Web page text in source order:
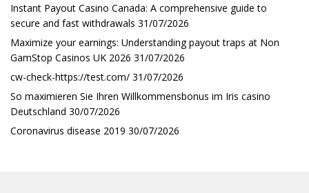
Instant Payout Casino Canada: A comprehensive guide to
secure and fast withdrawals 31/07/2026
Maximize your earnings: Understanding payout traps at Non
GamStop Casinos UK 2026 31/07/2026
cw-check-https://test.com/ 31/07/2026
So maximieren Sie Ihren Willkommensbonus im Iris casino
Deutschland 30/07/2026
Coronavirus disease 2019 30/07/2026